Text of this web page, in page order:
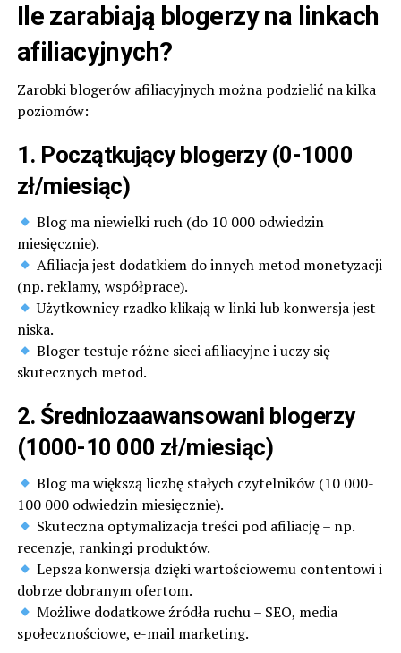
Ile zarabiają blogerzy na linkach
afiliacyjnych?
Zarobki blogerów afiliacyjnych można podzielić na kilka
poziomów:
1. Początkujący blogerzy (0-1000
zł/miesiąc)
Blog ma niewielki ruch (do 10 000 odwiedzin
miesięcznie).
Afiliacja jest dodatkiem do innych metod monetyzacji
(np. reklamy, współprace).
Użytkownicy rzadko klikają w linki lub konwersja jest
niska.
Bloger testuje różne sieci afiliacyjne i uczy się
skutecznych metod.
2. Średniozaawansowani blogerzy
(1000-10 000 zł/miesiąc)
Blog ma większą liczbę stałych czytelników (10 000-
100 000 odwiedzin miesięcznie).
Skuteczna optymalizacja treści pod afiliację – np.
recenzje, rankingi produktów.
Lepsza konwersja dzięki wartościowemu contentowi i
dobrze dobranym ofertom.
Możliwe dodatkowe źródła ruchu – SEO, media
społecznościowe, e-mail marketing.